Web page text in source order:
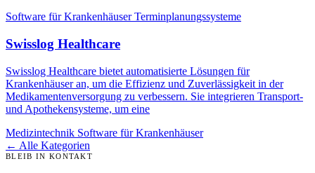
Software für KrankenhäuserTerminplanungssysteme
Swisslog Healthcare
Swisslog Healthcare bietet automatisierte Lösungen für
Krankenhäuser an, um die Effizienz und Zuverlässigkeit in der
Medikamentenversorgung zu verbessern. Sie integrieren Transport-
und Apothekensysteme, um eine
Medizintechnik Software für Krankenhäuser
← Alle Kategorien
BLEIB IN KONTAKT